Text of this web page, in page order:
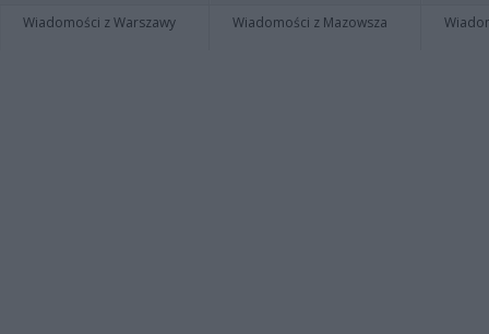
Wiadomości z Warszawy Wiadomości z Mazowsza